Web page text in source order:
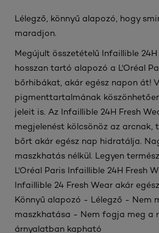
Lélegző, könnyű alapozó, hogy
maradjon.
Megújult összetételű Infaillible 24H
hosszan tartó alapozó a L'Oréal
bőrhibákat, akár egész napon át!
pigmenttartalmának
jeleit is. Az Infaillible 24H Fresh
megjelenést kölcsönöz az arcnak,
bőrt akár egész nap hidratálja.
maszkhatás nélkül. Legyen
L'Oréal Paris Infaillible 24H Fresh
Infaillible 24 Fresh Wear akár
Könnyű alapozó - Lélegző - Nem
maszkhatása - Nem fogja meg a
árnyalatban kapható